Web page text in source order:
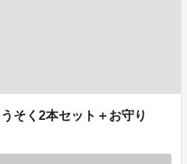
そく2本セット＋お守り